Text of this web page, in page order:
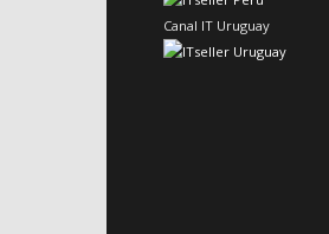
Canal IT Uruguay